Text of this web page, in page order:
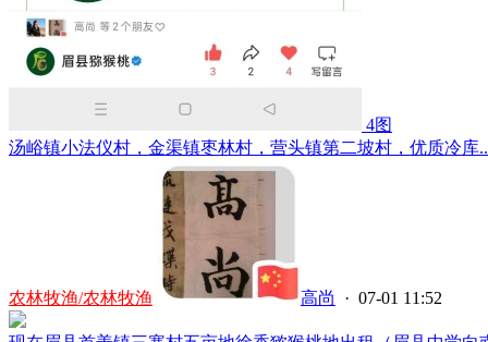
4图
汤峪镇小法仪村，金渠镇枣林村，营头镇第二坡村，优质冷库
农林牧渔/农林牧渔 高尚 · 07-01 11:52